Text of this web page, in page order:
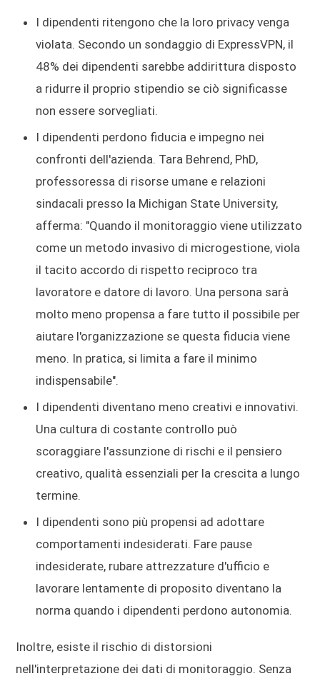
I dipendenti ritengono che la loro privacy venga
violata. Secondo un sondaggio di ExpressVPN, il
48% dei dipendenti sarebbe addirittura disposto
a ridurre il proprio stipendio se ciò significasse
non essere sorvegliati.
I dipendenti perdono fiducia e impegno nei
confronti dell'azienda. Tara Behrend, PhD,
professoressa di risorse umane e relazioni
sindacali presso la Michigan State University,
afferma: "Quando il monitoraggio viene utilizzato
come un metodo invasivo di microgestione, viola
il tacito accordo di rispetto reciproco tra
lavoratore e datore di lavoro. Una persona sarà
molto meno propensa a fare tutto il possibile per
aiutare l'organizzazione se questa fiducia viene
meno. In pratica, si limita a fare il minimo
indispensabile".
I dipendenti diventano meno creativi e innovativi.
Una cultura di costante controllo può
scoraggiare l'assunzione di rischi e il pensiero
creativo, qualità essenziali per la crescita a lungo
termine.
I dipendenti sono più propensi ad adottare
comportamenti indesiderati. Fare pause
indesiderate, rubare attrezzature d'ufficio e
lavorare lentamente di proposito diventano la
norma quando i dipendenti perdono autonomia.
Inoltre, esiste il rischio di distorsioni
nell'interpretazione dei dati di monitoraggio. Senza